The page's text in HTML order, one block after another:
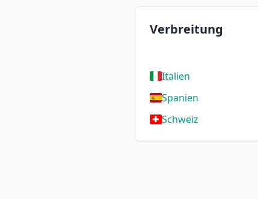
Verbreitung
Italien
Spanien
Schweiz